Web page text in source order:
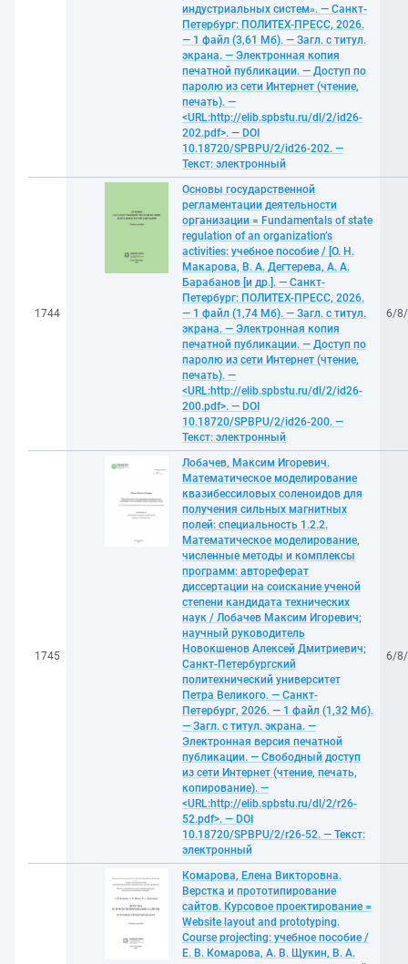
индустриальных систем». — Санкт-
Петербург: ПОЛИТЕХ-ПРЕСС, 2026.
— 1 файл (3,61 Мб). — Загл. с титул.
экрана. — Электронная копия
печатной публикации. — Доступ по
паролю из сети Интернет (чтение,
печать). —
<URL:http://elib.spbstu.ru/dl/2/id26-
202.pdf>. — DOI
10.18720/SPBPU/2/id26-202. —
Текст: электронный
1744
Основы государственной
регламентации деятельности
организации = Fundamentals of state
regulation of an organization’s
activities: учебное пособие / [О. Н.
Макарова, В. А. Дегтерева, А. А.
Барабанов [и др.]. — Санкт-
Петербург: ПОЛИТЕХ-ПРЕСС, 2026.
— 1 файл (1,74 Мб). — Загл. с титул.
экрана. — Электронная копия
печатной публикации. — Доступ по
паролю из сети Интернет (чтение,
печать). —
<URL:http://elib.spbstu.ru/dl/2/id26-
200.pdf>. — DOI
10.18720/SPBPU/2/id26-200. —
Текст: электронный
6/
1745
Лобачев, Максим Игоревич.
Математическое моделирование
квазибессиловых соленоидов для
получения сильных магнитных
полей: специальность 1.2.2.
Математическое моделирование,
численные методы и комплексы
программ: автореферат
диссертации на соискание ученой
степени кандидата технических
наук / Лобачев Максим Игоревич;
научный руководитель
Новокшенов Алексей Дмитриевич;
Санкт-Петербургский
политехнический университет
Петра Великого. — Санкт-
Петербург, 2026. — 1 файл (1,32 Мб).
— Загл. с титул. экрана. —
Электронная версия печатной
публикации. — Свободный доступ
из сети Интернет (чтение, печать,
копирование). —
<URL:http://elib.spbstu.ru/dl/2/r26-
52.pdf>. — DOI
10.18720/SPBPU/2/r26-52. — Текст:
электронный
6/
Комарова, Елена Викторовна.
Верстка и прототипирование
сайтов. Курсовое проектирование =
Website layout and prototyping.
Course projecting: учебное пособие /
Е. В. Комарова, А. В. Щукин, В. А.